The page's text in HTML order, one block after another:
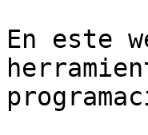
En este